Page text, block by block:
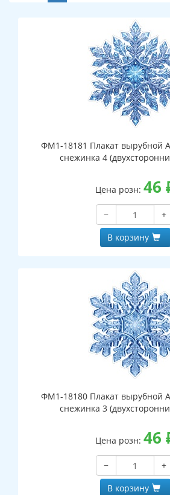
ФМ1-18181 Плакат вырубной
снежинка 4
Цена розн: 46
−
+
В корзину
ФМ1-18180 Плакат вырубной
снежинка 3
Цена розн: 46
−
+
В корзину